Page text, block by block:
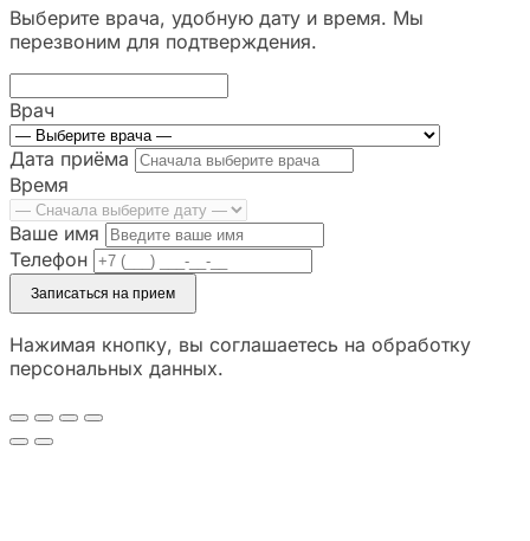
Выберите врача, удобную дату и время. Мы
перезвоним для подтверждения.
Врач
Дата приёма
Время
Ваше имя
Телефон
Записаться на прием
Нажимая кнопку, вы соглашаетесь на обработку
персональных данных.